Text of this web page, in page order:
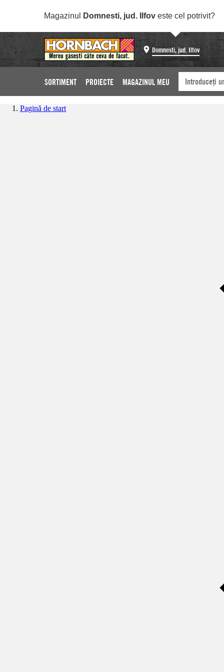
Magazinul Domnesti, jud. Ilfov este cel potrivit?
Domnesti, jud. Ilfov
SORTIMENT PROIECTE MAGAZINUL MEU
Pagină de start